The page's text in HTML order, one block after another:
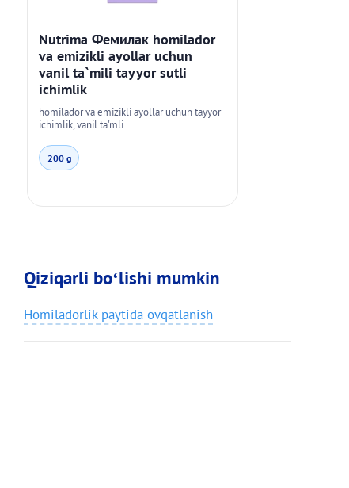
Nutrima Фемилак homilador
va emizikli ayollar uchun
vanil ta`mili tayyor sutli
ichimlik
homilador va emizikli ayollar uchun tayyor
ichimlik, vanil ta'mli
200 g
Qiziqarli bo‘lishi mumkin
Homiladorlik paytida ovqatlanish